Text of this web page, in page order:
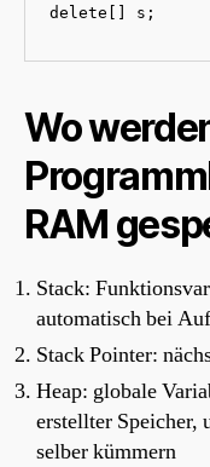
delete[] s;
Wo
RAM
Stack:
automatisch bei
Stack Pointer:
Heap: globale
erstellter Speicher,
selber kümmern